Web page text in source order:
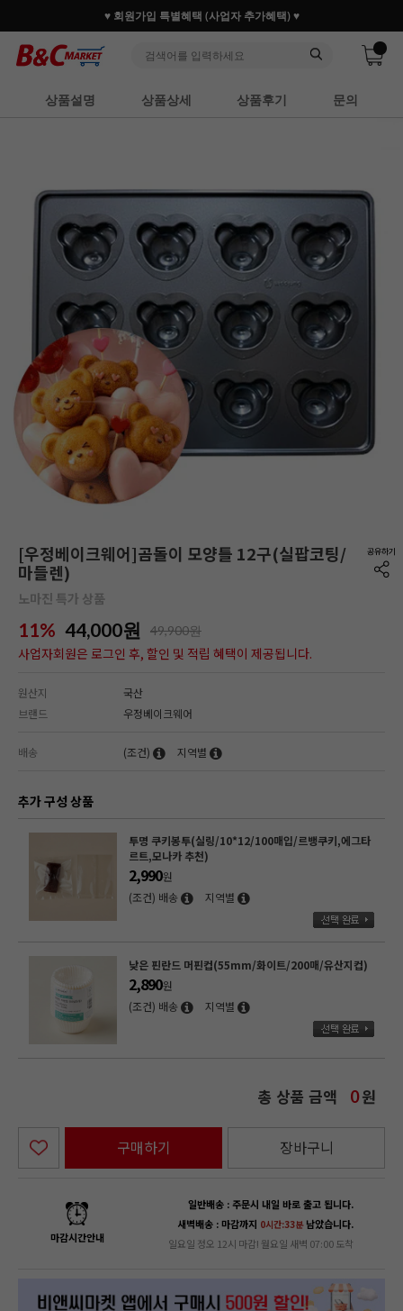
♥ 회원가입 특별혜택 (사업자 추가혜택) ♥
상품설명 상품상세 상품후기 문의
[우정베이크웨어]곰돌이 모양틀 12구(실팝코팅/
마들렌)
노마진 특가 상품
11% 44,000원 49,900원
사업자회원은 로그인 후, 할인 및 적립 혜택이 제공됩니다.
원산지
국산
브랜드
우정베이크웨어
배송 (조건) 지역별
추가 구성 상품
투명 쿠키봉투(실링/10*12/100매입/르뱅쿠키,에그타
르트,모나카 추천)
원
(조건) 배송
지역별
낮은 핀란드 머핀컵(55mm/화이트/200매/유산지컵)
2,890
원
(조건) 배송
지역별
총 상품 금액 0원
구매하기 장바구니
마감시간안내
일반배송 : 주문시 내일 바로 출고 됩니다.
새벽배송 : 마감까지 0시간:33분남았습니다.
일요일 정오 12시 마감! 월요일 새벽 07:00 도착